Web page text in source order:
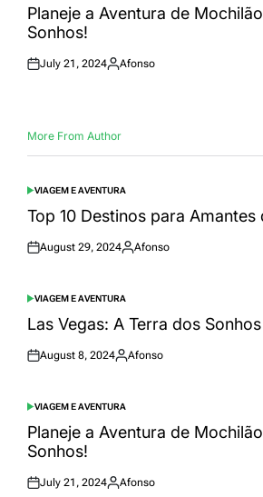
IN
Planeje a Aventura de
Sonhos!
Posted
July 21, 2024
Posted
Afonso
More From Author
POSTED
IN
VIAGEM E AVENTURA
Top 10 Destinos para Amantes
Posted
August 29, 2024
Posted
Afonso
POSTED
IN
VIAGEM E AVENTURA
Las Vegas: A Terra dos Sonhos
Posted
August 8, 2024
Posted
Afonso
POSTED
IN
VIAGEM E AVENTURA
Planeje a Aventura de
Sonhos!
Posted
July 21, 2024
Posted
Afonso